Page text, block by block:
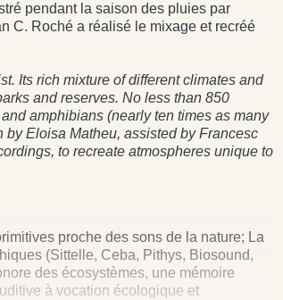
pendant la saison des pluies par
C. Roché a réalisé le mixage et recréé
Its rich mixture of different climates and
and reserves. No less than 850
amphibians (nearly ten times as many
Eloisa Matheu, assisted by Francesc
to recreate atmospheres unique to
proche des sons de la nature; La
(Sittelle, Ceba, Pithys, Biosound,
des écosystèmes, une mémoire
à vocation écologique et